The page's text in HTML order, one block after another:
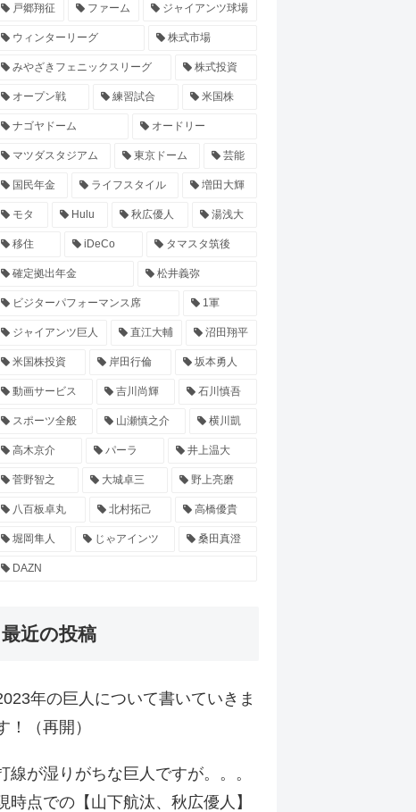
戸郷翔征 ファーム ジャイアンツ球場
ウィンターリーグ 株式市場
みやざきフェニックスリーグ 株式投資
オープン戦 練習試合 米国株
ナゴヤドーム オードリー
マツダスタジアム 東京ドーム 芸能
国民年金 ライフスタイル 増田大輝
モタ Hulu 秋広優人 湯浅大
移住 iDeCo タマスタ筑後
確定拠出年金 松井義弥
ビジターパフォーマンス席 1軍
ジャイアンツ巨人 直江大輔 沼田翔平
米国株投資 岸田行倫 坂本勇人
動画サービス 吉川尚輝 石川慎吾
スポーツ全般 山瀬慎之介 横川凱
高木京介 パーラ 井上温大
菅野智之 大城卓三 野上亮磨
八百板卓丸 北村拓己 高橋優貴
堀岡隼人 じゃアインツ 桑田真澄
DAZN
最近の投稿
年の巨人について書いていきま
！（再開）
線が湿りがちな巨人ですが。。。
時点での【山下航汰、秋広優人】